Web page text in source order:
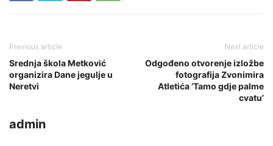
Previous article
Srednja škola Metković
organizira Dane jegulje u
Neretvi
Next article
Odgođeno otvorenje izložbe
fotografija Zvonimira
Atletića ‘Tamo gdje palme
cvatu’
admin